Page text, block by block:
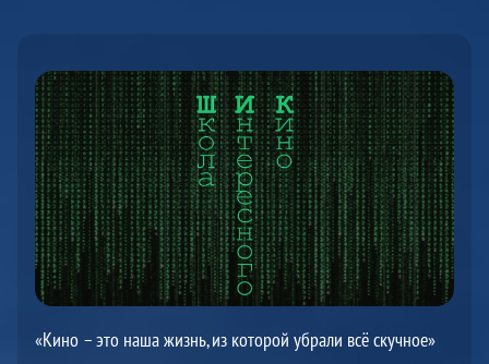
«Кино – это наша жизнь, из которой убрали всё скучное»